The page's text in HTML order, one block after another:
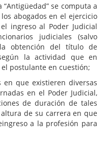
se computa a
abogados en el ejercicio
ingreso al Poder Judicial
judiciales (salvo
obtención del título de
la actividad que en
postulante en cuestión;
que existieren diversas
en el Poder Judicial,
de duración de tales
de su carrera en que
a la profesión para